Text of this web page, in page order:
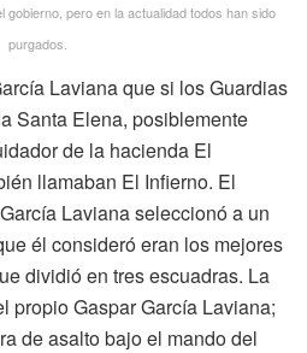
gobierno, pero en la actualidad todos han sido
purgados.
Laviana que si los Guardias
Santa Elena, posiblemente
de la hacienda El
llamaban El Infierno. El
Laviana seleccionó a un
él consideró eran los mejores
dividió en tres escuadras. La
propio Gaspar García Laviana;
de asalto bajo el mando del